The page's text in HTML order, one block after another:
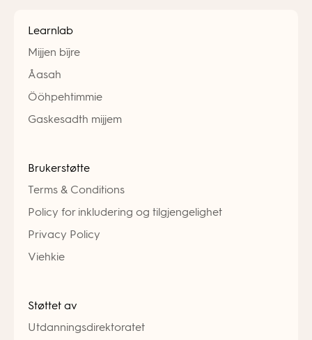
Learnlab
Mijjen bïjre
Åasah
Ööhpehtimmie
Gaskesadth mijjem
Brukerstøtte
Terms & Conditions
Policy for inkludering og tilgjengelighet
Privacy Policy
Viehkie
Støttet av
Utdanningsdirektoratet